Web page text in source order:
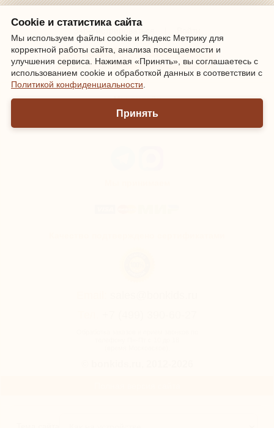
Cookie и статистика сайта
Мы используем файлы cookie и Яндекс Метрику для
корректной работы сайта, анализа посещаемости и
улучшения сервиса. Нажимая «Принять», вы соглашаетесь с
использованием cookie и обработкой данных в соответствии с
Политикой конфиденциальности
Принять
Информация о доставке и оплате
Мы онлайн